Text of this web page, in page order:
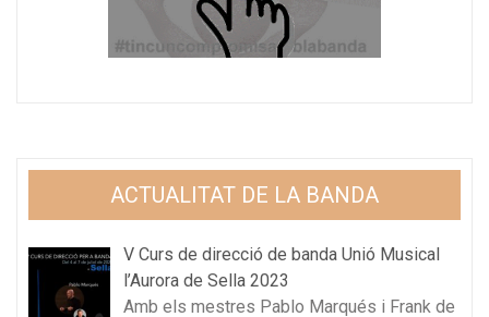
ACTUALITAT DE LA BANDA
V Curs de direcció de banda Unió Musical
l’Aurora de Sella 2023
Amb els mestres Pablo Marqués i Frank de